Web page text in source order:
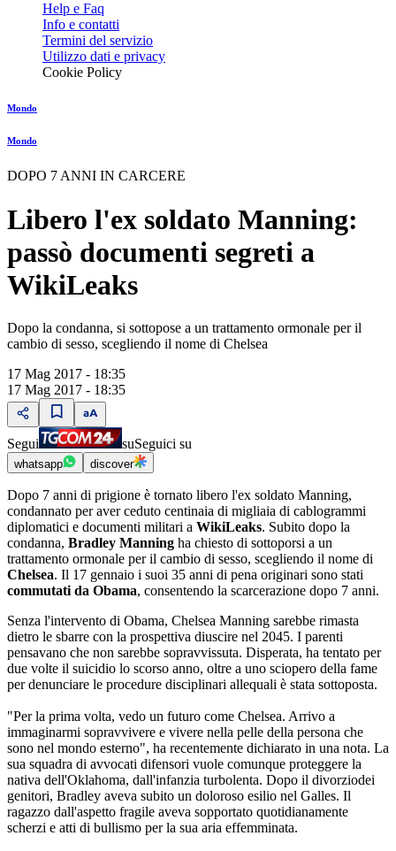
Help e Faq
Info e contatti
Termini del servizio
Utilizzo dati e privacy
Cookie Policy
Mondo
Mondo
DOPO 7 ANNI IN CARCERE
Libero l'ex soldato Manning:
passò documenti segreti a
WikiLeaks
Dopo la condanna, si sottopose a un trattamento ormonale per il
cambio di sesso, scegliendo il nome di Chelsea
17 Mag 2017 - 18:35
17 Mag 2017 - 18:35
Segui suSeguici su
whatsapp discover
Dopo 7 anni di prigione è tornato libero l'ex soldato Manning,
condannato per aver ceduto centinaia di migliaia di cablogrammi
diplomatici e documenti militari a WikiLeaks. Subito dopo la
condanna, Bradley Manning ha chiesto di sottoporsi a un
trattamento ormonale per il cambio di sesso, scegliendo il nome di
Chelsea. Il 17 gennaio i suoi 35 anni di pena originari sono stati
commutati da Obama, consentendo la scarcerazione dopo 7 anni.
Senza l'intervento di Obama, Chelsea Manning sarebbe rimasta
dietro le sbarre con la prospettiva diuscire nel 2045. I parenti
pensavano che non sarebbe sopravvissuta. Disperata, ha tentato per
due volte il suicidio lo scorso anno, oltre a uno sciopero della fame
per denunciare le procedure disciplinari allequali è stata sottoposta.
"Per la prima volta, vedo un futuro come Chelsea. Arrivo a
immaginarmi sopravvivere e vivere nella pelle della persona che
sono nel mondo esterno", ha recentemente dichiarato in una nota. La
sua squadra di avvocati difensori vuole comunque proteggere la
nativa dell'Oklahoma, dall'infanzia turbolenta. Dopo il divorziodei
genitori, Bradley aveva subito un doloroso esilio nel Galles. Il
ragazzo dall'aspetto fragile aveva sopportato quotidianamente
scherzi e atti di bullismo per la sua aria effemminata.